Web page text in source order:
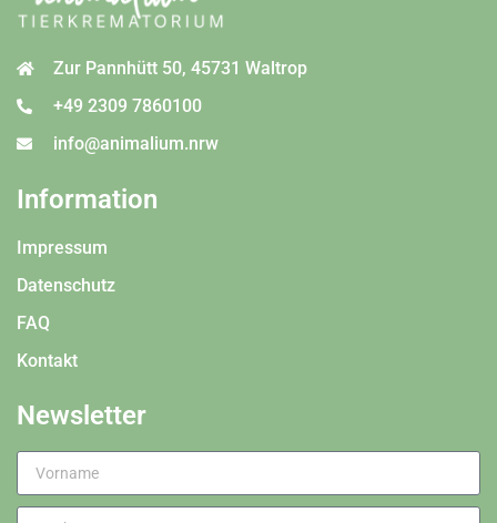
Zur Pannhütt 50, 45731 Waltrop
+49 2309 7860100
info@animalium.nrw
Information
Impressum
Datenschutz
FAQ
Kontakt
Newsletter